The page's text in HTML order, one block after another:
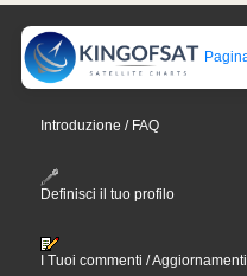
Introduzione / FAQ
Definisci il tuo profilo
I Tuoi commenti / Aggiornamenti